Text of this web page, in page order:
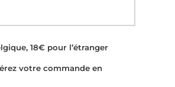
18€ pour l’étranger
votre commande en